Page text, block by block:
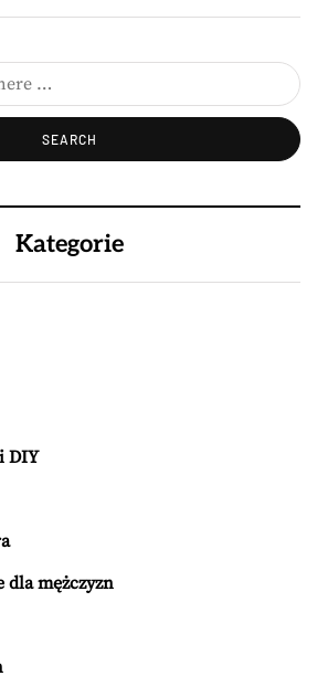
Kategorie
DIY
mężczyzn